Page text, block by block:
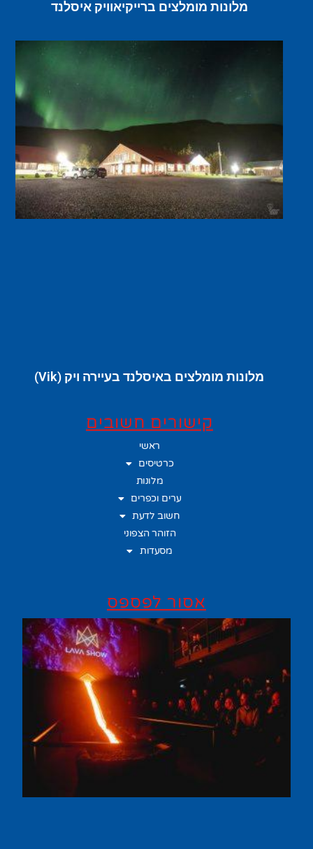
מלונות מומלצים ברייקיאוויק איסלנד
מלונות מומלצים באיסלנד בעיירה ויק (Vik)
קישורים חשובים
ראשי
כרטיסים
מלונות
ערים וכפרים
חשוב לדעת
הזוהר הצפוני
מסעדות
אסור לפספס